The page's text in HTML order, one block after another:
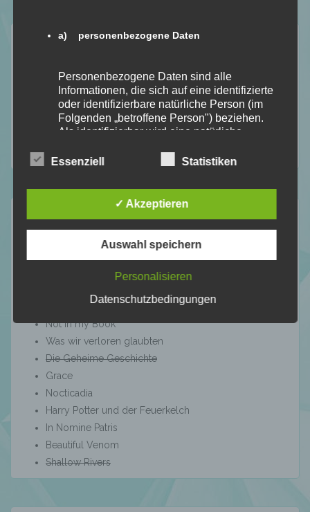
Aktuelle Beiträge
Kapitel Sieben [Lese/Lebensmonat Juli]
Anathema von Keri Lake [Dark Fantasy]
Unhinged von Steph Macca [Dark Romance]
Blackbird Academy - Liebe den Tod
Not in my Book
Was wir verloren glaubten
Die Geheime Geschichte
Grace
Nocticadia
Harry Potter und der Feuerkelch
In Nomine Patris
Beautiful Venom
Shallow Rivers
a) personenbezogene Daten
Personenbezogene Daten sind alle
Informationen, die sich auf eine identifizierte
oder identifizierbare natürliche Person (im
Folgenden „betroffene Person") beziehen.
Als identifizierbar wird eine natürliche
insbesondere mittels Zuordnung zu einer
Kennnummer, zu Standortdaten, zu einer
Online-Kennung oder zu einem oder
Ausdruck der physischen, physiologischen,
genetischen, psychischen, wirtschaftlichen,
natürlichen Person sind, identifiziert werden
b) betroffene Person
Betroffene Person ist jede identifizierte oder
identifizierbare natürliche Person, deren
Verarbeitung Verantwortlichen verarbeitet
werden.
c) Verarbeitung
Essenziell Statistiken
✓ Akzeptieren
Auswahl speichern
Personalisieren
Datenschutzbedingungen